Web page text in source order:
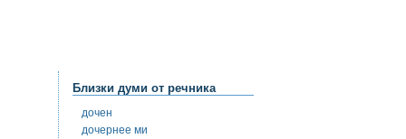
Близки думи от речника
дочен
дочернее ми